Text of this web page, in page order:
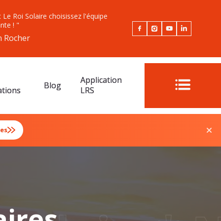
Le Roi Solaire choisissez l'équipe
! "
Rocher
Blog
Application
LRS